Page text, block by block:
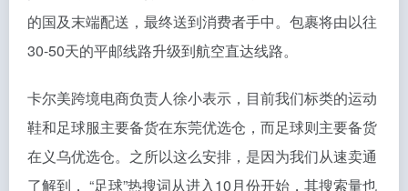
的国及末端配送，最终送到消费者手中。包裹将由以往
30-50天的平邮线路升级到航空直达线路。
卡尔美跨境电商负责人徐小表示，目前我们标类的运动
鞋和足球服主要备货在东莞优选仓，而足球则主要备货
在义乌优选仓。之所以这么安排，是因为我们从速卖通
了解到， “足球”热搜词从进入10月份开始，其搜索量也